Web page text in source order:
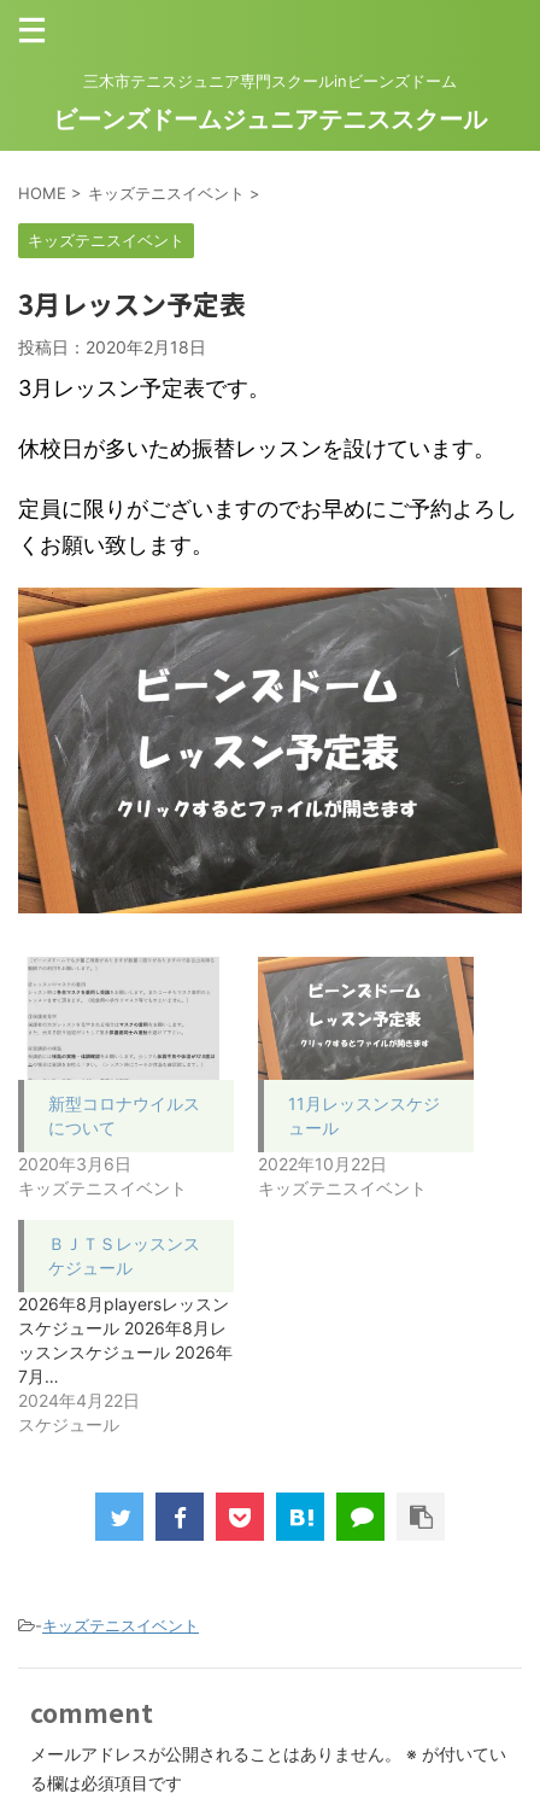
三木市テニスジュニア専門スクールinビーンズドーム
ビーンズドームジュニアテニススクール
HOME > キッズテニスイベント >
キッズテニスイベント
3月レッスン予定表
投稿日： 2020年2月18日
3月レッスン予定表です。
休校日が多いため振替レッスンを設けています。
定員に限りがございますのでお早めにご予約よろし
くお願い致します。
新型コロナウイルス
について
2020年3月6日
キッズテニスイベント
11月レッスンスケジ
ュール
2022年10月22日
キッズテニスイベント
ＢＪＴＳレッスンス
ケジュール
2026年8月playersレッスン
スケジュール 2026年8月レ
ッスンスケジュール 2026年
7月…
2024年4月22日
スケジュール
-キッズテニスイベント
comment
メールアドレスが公開されることはありません。 ※ が付いてい
る欄は必須項目です